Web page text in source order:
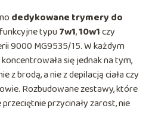
dedykowane trymery do
typu7w1,10w1czy
9000 MG9535/15. W każdym
się jednak na tym,
z brodą, a nie z depilacją ciała czy
Rozbudowane zestawy, które
przycinały zarost, nie